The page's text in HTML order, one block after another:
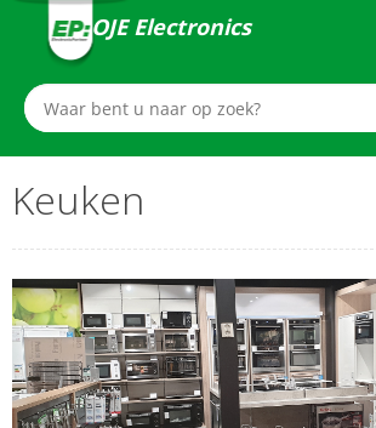
OJE Electronics
Keuken